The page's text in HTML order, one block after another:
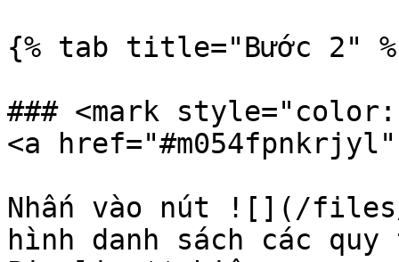
{% tab title="Bước 2"
### <mark
<a
Nhấn vào nút ![](/files/
hình danh sách các